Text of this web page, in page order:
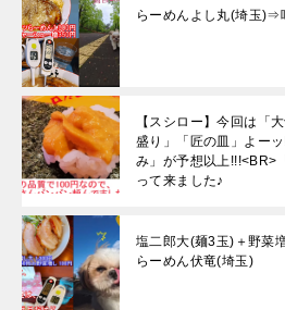
らーめんよし丸(埼玉)⇒
【スシロー】今回は「
盛り」「匠の皿」よー
み」が予想以上!!!<BR>
って来ました♪
塩二郎大(麺3玉)＋野菜
らーめん伏竜(埼玉)